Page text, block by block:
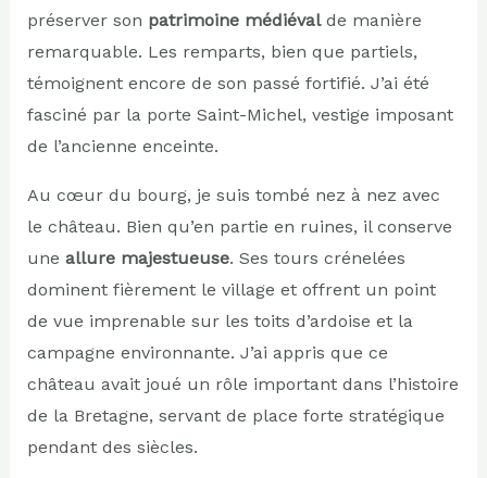
préserver son patrimoine médiévalde manière
remarquable. Les remparts, bien que partiels,
témoignent encore de son passé fortifié. J’ai été
fasciné par la porte Saint-Michel, vestige imposant
de l’ancienne enceinte.
Au cœur du bourg, je suis tombé nez à nez avec
le château. Bien qu’en partie en ruines, il conserve
une allure majestueuse. Ses tours crénelées
dominent fièrement le village et offrent un point
de vue imprenable sur les toits d’ardoise et la
campagne environnante. J’ai appris que ce
château avait joué un rôle important dans l’histoire
de la Bretagne, servant de place forte stratégique
pendant des siècles.